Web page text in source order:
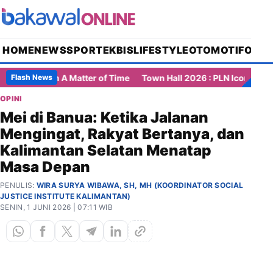
HOMENEWSSPORTEKBISLIFESTYLEOTOMOTIFOPINI
Flash News
A Matter of Time Town Hall 2026 : PLN Icon Plus Satukan
OPINI
Mei di Banua: Ketika Jalanan
Mengingat, Rakyat Bertanya, dan
Kalimantan Selatan Menatap
Masa Depan
PENULIS: WIRA SURYA WIBAWA, SH, MH (KOORDINATOR SOCIAL
JUSTICE INSTITUTE KALIMANTAN)
SENIN, 1 JUNI 2026 | 07:11 WIB